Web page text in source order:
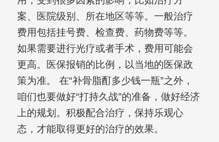
案、医院级别、所在地区等等。一般治疗
费用包括挂号费、检查费、药物费等等。
如果需要进行光疗或者手术，费用可能会
更高。医保报销的比例，以当地的医保政
策为准。 在“补骨脂酊多少钱一瓶”之外，
咱们也要做好“打持久战”的准备，做好经济
上的规划。积极配合治疗，保持乐观心
态，才能取得更好的治疗的效果。